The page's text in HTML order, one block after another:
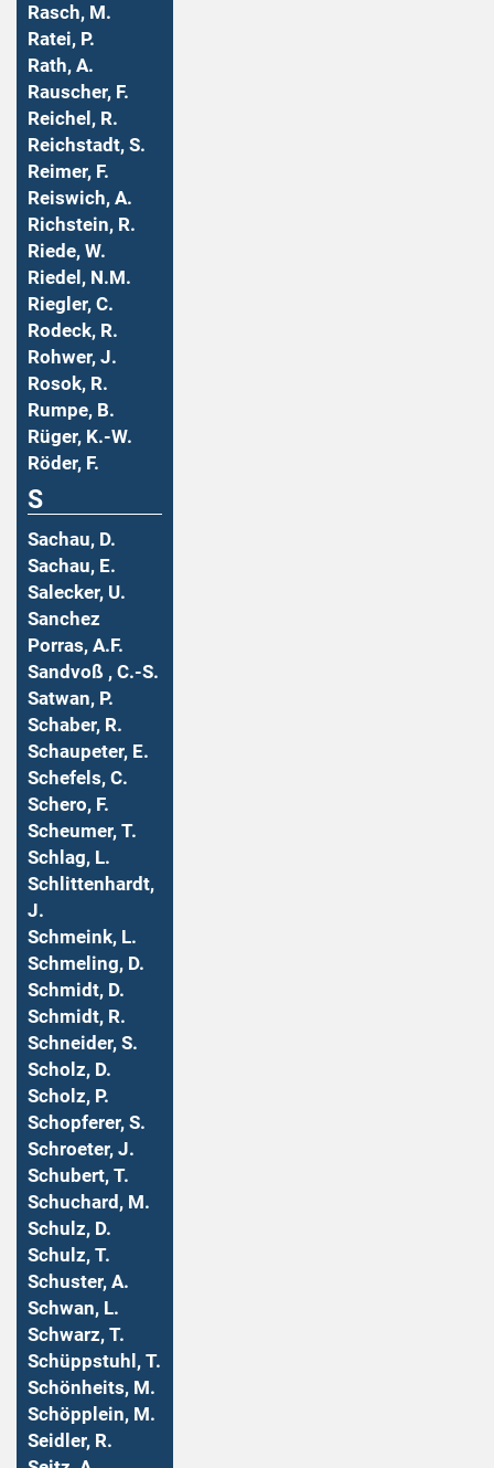
Rasch, M.
Ratei, P.
Rath, A.
Rauscher, F.
Reichel, R.
Reichstadt, S.
Reimer, F.
Reiswich, A.
Richstein, R.
Riede, W.
Riedel, N.M.
Riegler, C.
Rodeck, R.
Rohwer, J.
Rosok, R.
Rumpe, B.
Rüger, K.-W.
Röder, F.
S
Sachau, D.
Sachau, E.
Salecker, U.
Sanchez
Porras, A.F.
Sandvoß , C.-S.
Satwan, P.
Schaber, R.
Schaupeter, E.
Schefels, C.
Schero, F.
Scheumer, T.
Schlag, L.
Schlittenhardt,
J.
Schmeink, L.
Schmeling, D.
Schmidt, D.
Schmidt, R.
Schneider, S.
Scholz, D.
Scholz, P.
Schopferer, S.
Schroeter, J.
Schubert, T.
Schuchard, M.
Schulz, D.
Schulz, T.
Schuster, A.
Schwan, L.
Schwarz, T.
Schüppstuhl, T.
Schönheits, M.
Schöpplein, M.
Seidler, R.